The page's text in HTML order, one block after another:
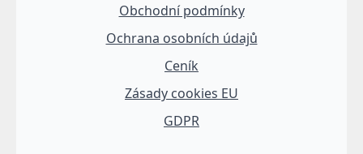
Obchodní podmínky
Ochrana osobních údajů
Ceník
Zásady cookies EU
GDPR